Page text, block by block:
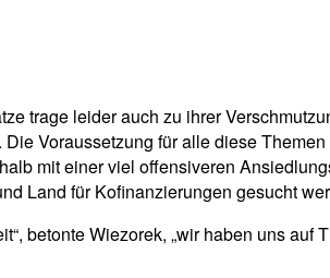
trage leider auch zu ihrer
Voraussetzung für alle diese
mit einer viel offensiveren
Land für Kofinanzierungen gesucht
betonte Wiezorek, „wir haben uns